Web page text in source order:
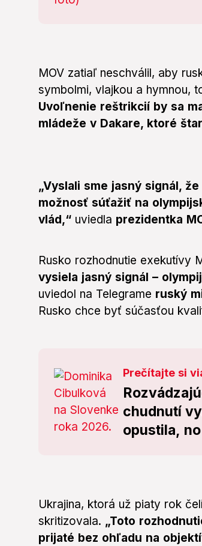
MOV zatiaľ neschválil, aby
symbolmi, vlajkou a hymnou,
Uvoľnenie reštrikcií by sa
mládeže v Dakare, ktoré
„Vyslali sme jasný signál,
možnosť súťažiť na
vlád,“ uviedla prezidentka
Rusko rozhodnutie exekutívy
vysiela jasný signál –
uviedol na Telegrame ruský
Rusko chce byť súčasťou
Prečítajte si
chudnutí
opustila,
Ukrajina, ktorá už piaty rok
skritizovala. „Toto
prijaté bez ohľadu na